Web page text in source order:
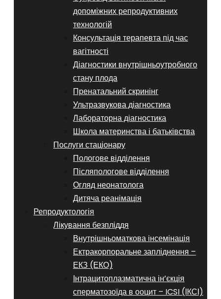
допоміжних репродуктивних
технологій
Консультація терапевта під час
вагітності
Діагностики внутрішньоутробного
стану плода
Пренатальний скринінг
Ультразвукова діагностика
Лабораторна діагностика
Школа материнства і батьківства
Послуги стаціонару
Пологове відділення
Післяпологове відділення
Огляд неонатолога
Дитяча реанімація
Репродуктологія
Лікування безпліддя
Внутрішньоматкова інсемінація
Ектракорпоральне запліднення –
ЕКЗ (ЕКО)
Інтрацитоплазматична ін’єкція
сперматозоїда в ооцит – ICSI (ІКСІ)